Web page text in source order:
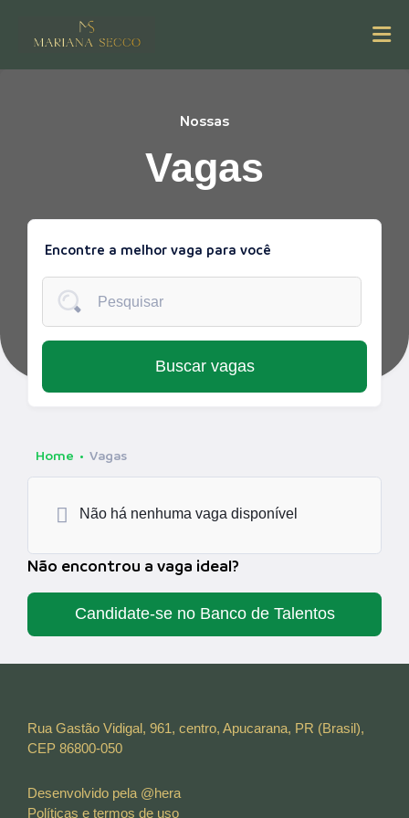
Nossas
Vagas
Encontre a melhor vaga para você
Buscar vagas
Home Vagas
Não há nenhuma vaga disponível
Não encontrou a vaga ideal?
Candidate-se no Banco de Talentos
Rua Gastão Vidigal, 961, centro, Apucarana, PR (Brasil),
CEP 86800-050
Desenvolvido pela @hera
Políticas e termos de uso